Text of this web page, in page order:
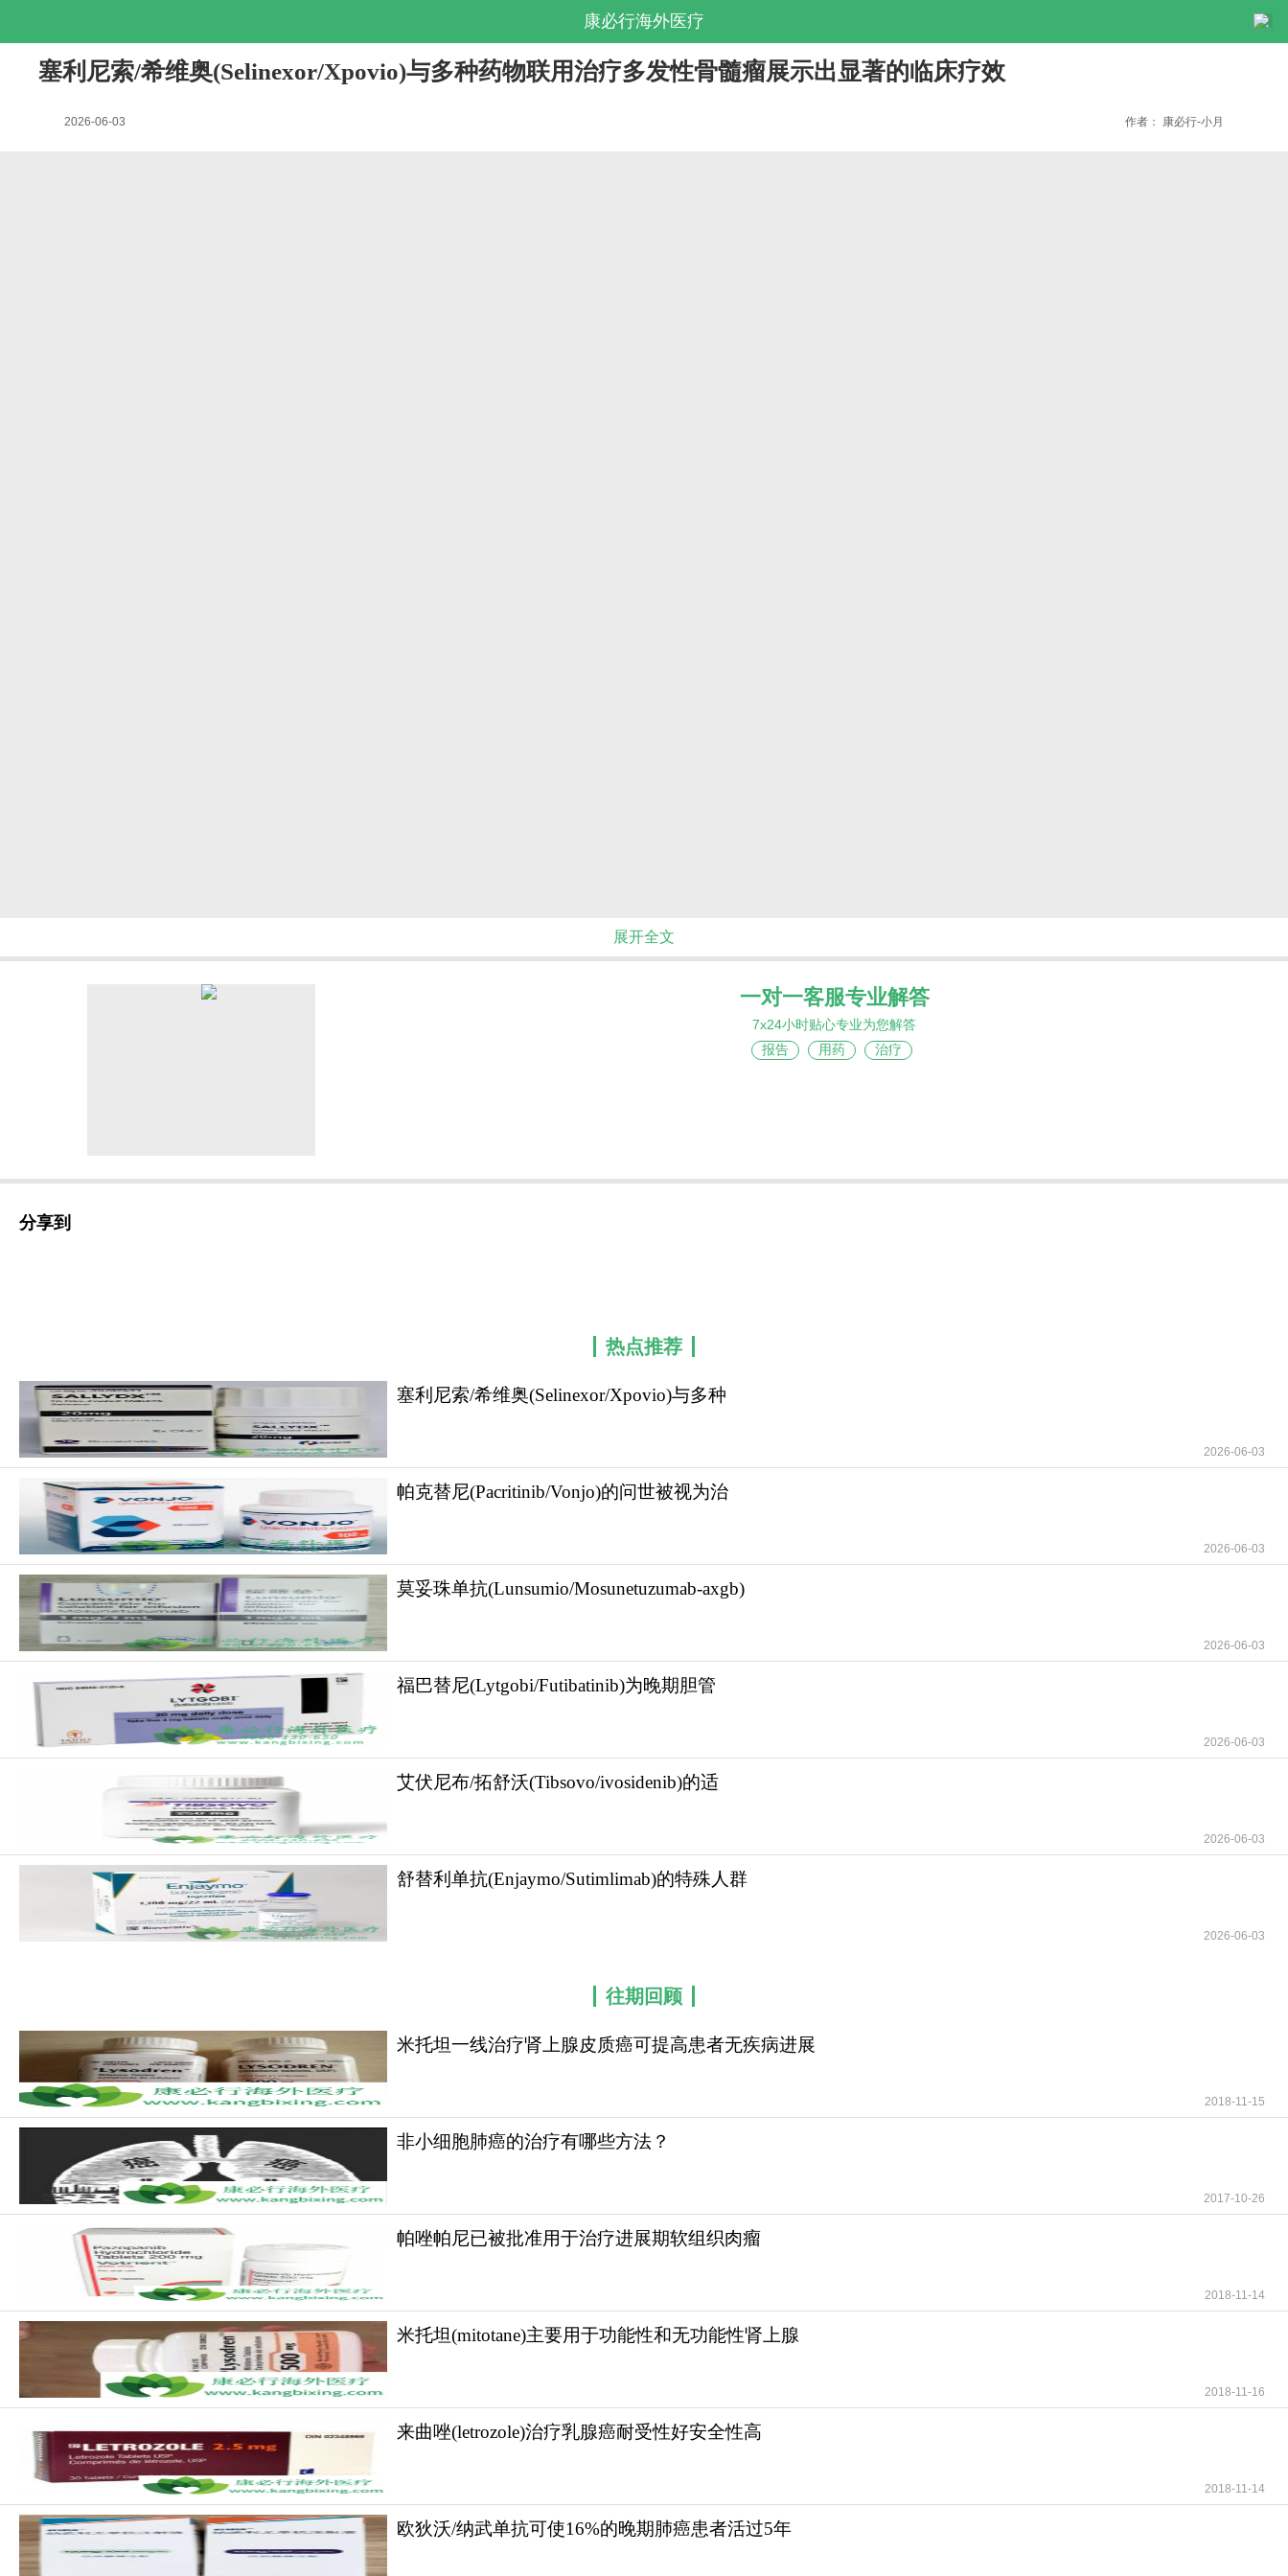
康必行海外医疗
塞利尼索/希维奥(Selinexor/Xpovio)与多种药物联用治疗多发性骨髓瘤展示出显著的临床疗效
2026-06-03 作者： 康必行-小月
再激活；还可以降低细胞浆内致癌蛋白水平，并激活糖皮质激素受体通路恢复激素敏感性，从而诱导肿瘤细胞凋亡。基于其全新独特的作用机制，塞利尼索
究2都验证了塞利尼索与多种药物联用治疗R/R MM所展示出的显著临床疗效。
作为全新作用机制的药物上市速度可观，现在创新药越来越多，需要更多地应用于临床，以验证其疗效和安全性。尤其对于伴有浆细胞瘤、循
环浆细胞、高危细胞遗传学异常、以及来那度胺难治、肾功能不全和老年/虚弱等不同亚型的R/R MM患者，塞利尼索治疗的效果和安全性都值得进一步探
索。对于首次复发的MM患者，将药物应用的治疗线数提前或将带来更多的临床获益。CSCO指南纳入了最新的临床研究结果，对医生的临床诊疗具有一定的
指导意义。新药首次获批的适应症往往从末线治疗开始，但鉴于塞利尼索良好的疗效和安全性，我们也在积极探索该药在早线治疗的临床应用，使更多患者
获益，目前已获得多项临床研究的证实。CSCO指南在参考最新研究进展的基础上，为临床医生的超适应症用药提供了循证依据，从而更好地造福患者。
CSCO指南纳入了最新的临床研究结果，对医生的临床诊疗具有一定的指导意义。新药首次获批的适应症往往从末线治疗开始，但鉴于塞利尼索良好的疗效
和安全性，我们也在积极探索该药在早线治疗的临床应用，使更多患者获益，目前已获得多项临床研究的证实。CSCO指南在参考最新研究进展的基础上，
为临床医生的超适应症用药提供了循证依据，从而更好地造福患者。
特作用机制及良好疗效能够造福更多MM患者。如有需要，请咨询康必行海外医疗医学顾问：4006-130-650或扫码添加下方微信，我们将竭诚为您服务！
更多药品详情请访问塞利尼索 https://www.kangbixing.com/drug/Selinexor/
展开全文
一对一客服专业解答
7x24小时贴心专业为您解答
报告
用药 治疗
分享到
热点推荐
塞利尼索/希维奥(Selinexor/Xpovio)与多种
2026-06-03
帕克替尼(Pacritinib/Vonjo)的问世被视为治
2026-06-03
莫妥珠单抗(Lunsumio/Mosunetuzumab-axgb)
2026-06-03
福巴替尼(Lytgobi/Futibatinib)为晚期胆管
2026-06-03
艾伏尼布/拓舒沃(Tibsovo/ivosidenib)的适
2026-06-03
舒替利单抗(Enjaymo/Sutimlimab)的特殊人群
2026-06-03
往期回顾
米托坦一线治疗肾上腺皮质癌可提高患者无疾病进展
2018-11-15
非小细胞肺癌的治疗有哪些方法？
2017-10-26
帕唑帕尼已被批准用于治疗进展期软组织肉瘤
2018-11-14
米托坦(mitotane)主要用于功能性和无功能性肾上腺
2018-11-16
来曲唑(letrozole)治疗乳腺癌耐受性好安全性高
2018-11-14
欧狄沃/纳武单抗可使16%的晚期肺癌患者活过5年